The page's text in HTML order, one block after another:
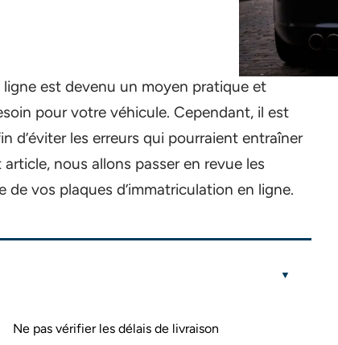
est devenu un moyen pratique et
pour votre véhicule. Cependant, il est
d’éviter les erreurs qui pourraient entraîner
nous allons passer en revue les
vos plaques d’immatriculation en ligne.
Ne pas vérifier les délais de livraison